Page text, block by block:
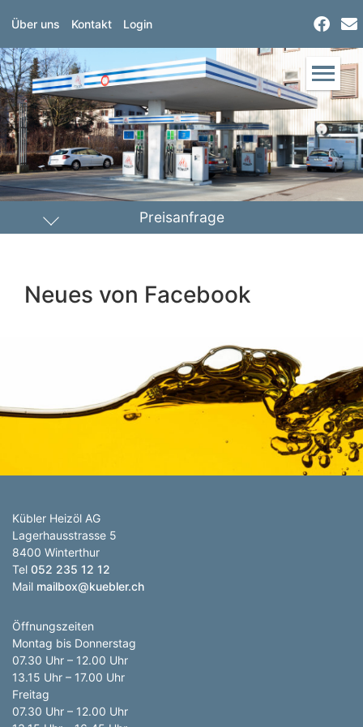
Über uns Kontakt Login
Preisanfrage
PLZ Lieferort
Neues von Facebook
Kübler Heizöl AG
Lagerhausstrasse 5
8400 Winterthur
Tel 052 235 12 12
Mail mailbox@kuebler.ch
Öffnungszeiten
Montag bis Donnerstag
07.30 Uhr – 12.00 Uhr
13.15 Uhr – 17.00 Uhr
Freitag
07.30 Uhr – 12.00 Uhr